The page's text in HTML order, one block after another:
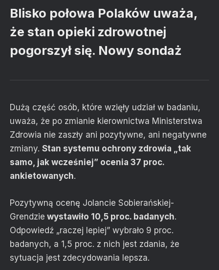
Blisko połowa Polaków uważa,
że stan opieki zdrowotnej
pogorszył się. Nowy sondaż
Dużą część osób, które wzięły udział w badaniu,
uważa, że po zmianie kierownictwa Ministerstwa
Zdrowia nie zaszły ani pozytywne, ani negatywne
zmiany. Stan systemu ochrony zdrowia „tak
samo, jak wcześniej” ocenia 37 proc.
ankietowanych.
Pozytywną ocenę Jolancie Sobierańskiej-
Grendzie wystawiło 10,5 proc. badanych.
Odpowiedź „raczej lepiej” wybrało 9 proc.
badanych, a 1,5 proc. z nich jest zdania, że
sytuacja jest zdecydowania lepsza.